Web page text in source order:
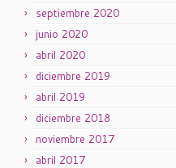
septiembre 2020
junio 2020
abril 2020
diciembre 2019
abril 2019
diciembre 2018
noviembre 2017
abril 2017